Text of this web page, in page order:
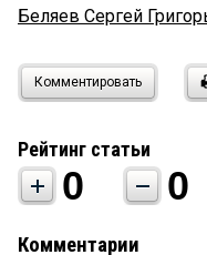
Беляев Сергей
Комментировать
Рейтинг статьи
0 0
Комментарии